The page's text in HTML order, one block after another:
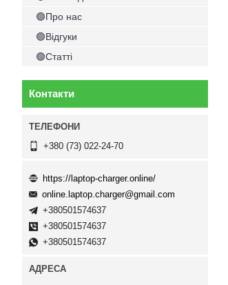
🟢Про нас
🟢Відгуки
🟢Статті
Контакти
+380 (73) 022-24-70
https://laptop-charger.online/
online.laptop.charger@gmail.com
+380501574637
+380501574637
+380501574637